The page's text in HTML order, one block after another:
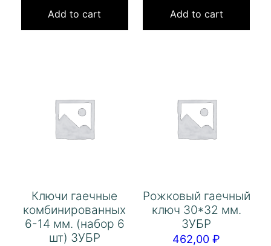
Add to cart Add to cart
Ключи гаечные
комбинированных
6-14 мм. (набор 6
шт) ЗУБР
Рожковый гаечный
ключ 30*32 мм.
ЗУБР
462,00₽